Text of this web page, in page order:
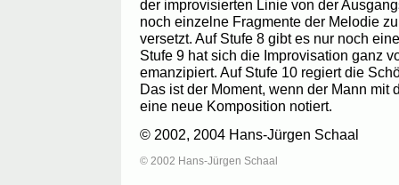
der improvisierten Linie von der
noch einzelne Fragmente der Melodie
versetzt. Auf Stufe 8 gibt es nur noch
Stufe 9 hat sich die Improvisation ganz
emanzipiert. Auf Stufe 10 regiert die
Das ist der Moment, wenn der Mann mit
eine neue Komposition notiert.
© 2002, 2004 Hans-Jürgen Schaal
© 2002 Hans-Jürgen Schaal